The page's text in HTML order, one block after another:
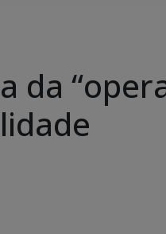
da